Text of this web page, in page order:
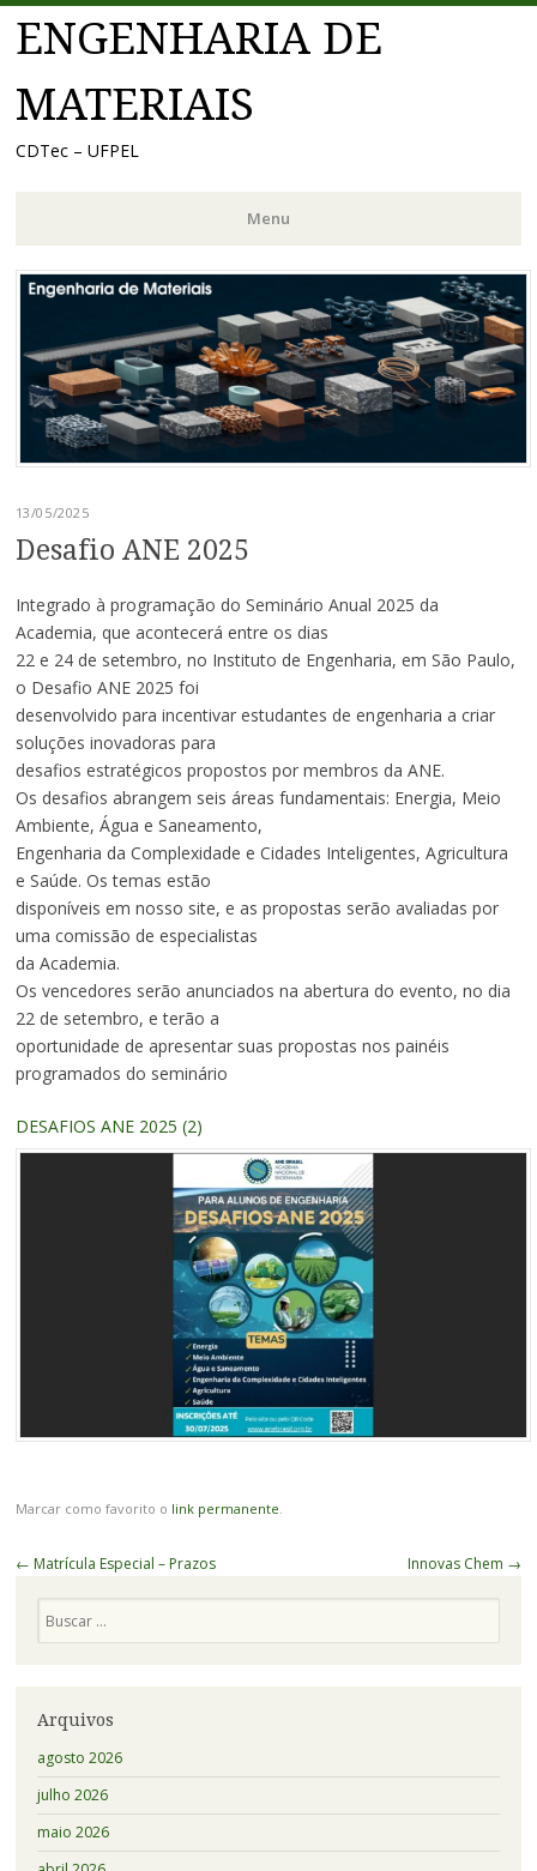
ENGENHARIA DE
MATERIAIS
CDTec – UFPEL
Menu
Pular
conteúdo
13/05/2025
Desafio ANE 2025
Integrado à programação do Seminário Anual 2025 da
Academia, que acontecerá entre os dias
22 e 24 de setembro, no Instituto de Engenharia, em São Paulo,
o Desafio ANE 2025 foi
desenvolvido para incentivar estudantes de engenharia a criar
soluções inovadoras para
desafios estratégicos propostos por membros da ANE.
Os desafios abrangem seis áreas fundamentais: Energia, Meio
Ambiente, Água e Saneamento,
Engenharia da Complexidade e Cidades Inteligentes, Agricultura
e Saúde. Os temas estão
disponíveis em nosso site, e as propostas serão avaliadas por
uma comissão de especialistas
da Academia.
Os vencedores serão anunciados na abertura do evento, no dia
22 de setembro, e terão a
oportunidade de apresentar suas propostas nos painéis
programados do seminário
DESAFIOS ANE 2025 (2)
Marcar como favorito o link permanente.
Navegação
Posts
← Matrícula Especial – Prazos Innovas Chem →
Arquivos
agosto 2026
julho 2026
maio 2026